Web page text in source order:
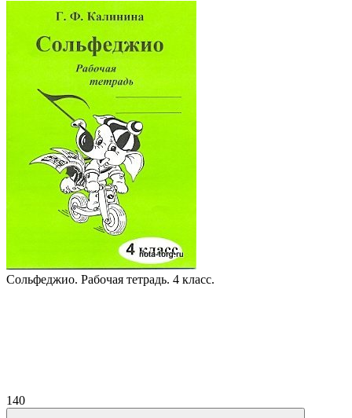
Сольфеджио. Рабочая тетрадь. 4 класс.
140